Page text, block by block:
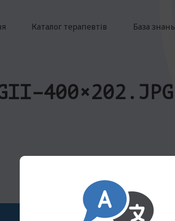
Каталог терапевтів База знань